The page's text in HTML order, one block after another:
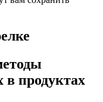
продуктах